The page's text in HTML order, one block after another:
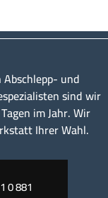
und
sind wir
im Jahr. Wir
Ihrer Wahl.
0 881